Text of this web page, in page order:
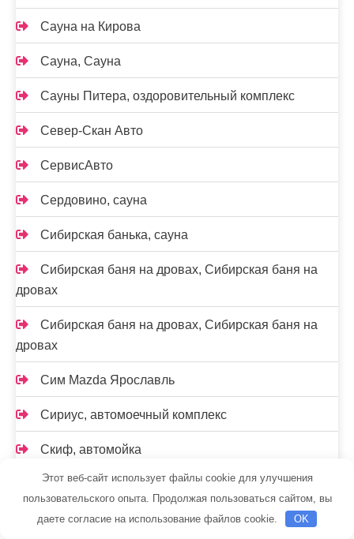
Сауна на Кирова
Сауна, Сауна
Сауны Питера, оздоровительный комплекс
Север-Скан Авто
СервисАвто
Сердовино, сауна
Сибирская банька, сауна
Сибирская баня на дровах, Сибирская баня на
дровах
Сибирская баня на дровах, Сибирская баня на
дровах
Сим Mazda Ярославль
Сириус, автомоечный комплекс
Скиф, автомойка
Смарт-Сервис, автокомплекс
Соболь, спортивный клуб
Этот веб-сайт использует файлы cookie для улучшения
пользовательского опыта. Продолжая пользоваться сайтом, вы
даете согласие на использование файлов cookie.
OK